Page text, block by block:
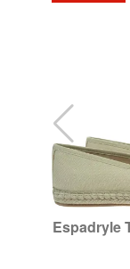
Espadryle
